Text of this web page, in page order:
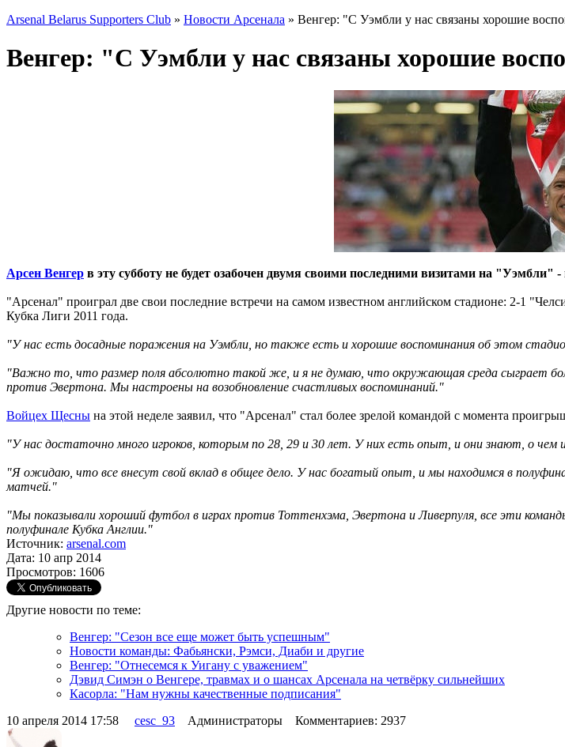
Arsenal Belarus Supporters Club » Новости Арсенала » Венгер: "C Уэмбли у нас связаны хорошие
Венгер: "C Уэмбли у нас связаны хорошие
Арсен Венгер в эту субботу не будет озабочен двумя своими последними визитами на "Уэмбли"
"Арсенал" проиграл две свои последние встречи на самом известном английском стадионе: 2-1
Кубка Лиги 2011 года.
"У нас есть досадные поражения на Уэмбли, но также есть и хорошие воспоминания об этом
"Важно то, что размер поля абсолютно такой же, и я не думаю, что окружающая среда сыграет
против Эвертона. Мы настроены на возобновление счастливых воспоминаний."
Войцех Щесны на этой неделе заявил, что "Арсенал" стал более зрелой командой с момента
"У нас достаточно много игроков, которым по 28, 29 и 30 лет. У них есть опыт, и они знают, о чем
"Я ожидаю, что все внесут свой вклад в общее дело. У нас богатый опыт, и мы находимся в
матчей."
"Мы показывали хороший футбол в играх против Тоттенхэма, Эвертона и Ливерпуля, все эти
полуфинале Кубка Англии."
Источник: arsenal.com
Дата: 10 апр 2014
Просмотров: 1606
Другие новости по теме:
Венгер: "Сезон все еще может быть успешным"
Новости команды: Фабьянски, Рэмси, Диаби и другие
Венгер: "Отнесемся к Уигану с уважением"
Дэвид Симэн о Венгере, травмах и о шансах Арсенала на четвёрку сильнейших
Касорла: "Нам нужны качественные подписания"
10 апреля 2014 17:58 cesc_93 Администраторы Комментариев: 2937